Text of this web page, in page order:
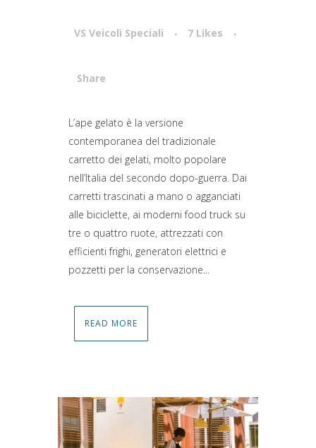
VS Veicoli Speciali 7 Likes
Share
Attiva comando
L’ape gelato è la versione
contemporanea del tradizionale
carretto dei gelati, molto popolare
nell’Italia del secondo dopo-guerra. Dai
carretti trascinati a mano o agganciati
alle biciclette, ai moderni food truck su
tre o quattro ruote, attrezzati con
efficienti frighi, generatori elettrici e
pozzetti per la conservazione...
READ MORE